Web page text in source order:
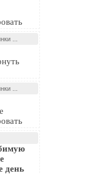
...
...
день